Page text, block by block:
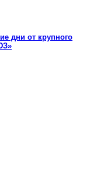
дни от крупного